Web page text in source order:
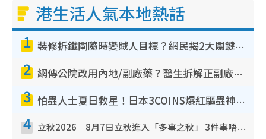
港生活人氣本地熱話
1 裝修拆鐵閘隨時變賊人目標？網民揭2大關鍵用途：裝新式等於白裝？附新舊鐵閘分別
2 網傳公院改用內地/副廠藥？醫生拆解正副廠分別 揭4類人換藥隨時出事
3 怕蟲人士夏日救星！日本3COINS爆紅驅蟲神器$45起 1招「全程免觸碰」輕鬆搞定小強
4 立秋2026｜8月7日立秋進入「多事之秋」 3件事唔做得！專家教6招開運 清枱頭／銀包納氣接好運